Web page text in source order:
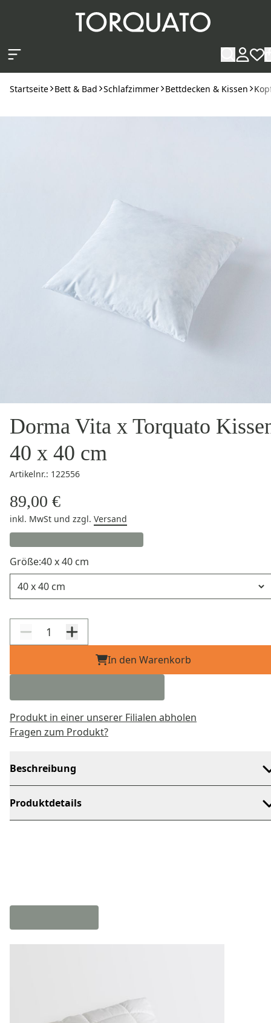
Startseite Bett & Bad Schlafzimmer Bettdecken & Kissen
Dorma Vita x Torquato
40 x 40 cm
Artikelnr.: 122556
89,00 €
inkl. MwSt und zzgl. Versand
Größe:40 x 40 cm
In den Warenkorb
Produkt in einer unserer Filialen abholen
Fragen zum Produkt?
Beschreibung
Produktdetails